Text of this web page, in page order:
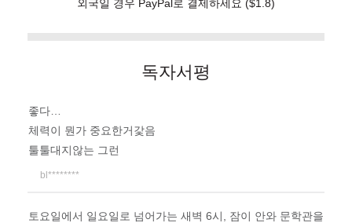
외국일 경우 PayPal로 결제하세요 ($1.8)
독자서평
좋다…
체력이 뭔가 중요한거갗음
툴툴대지않는 그런
bl********
토요일에서 일요일로 넘어가는 새벽 6시, 잠이 안와 문학관을